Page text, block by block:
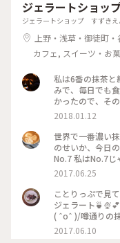
ジェラートショ
ラボショップ
ジェラートショップ すずき
上野・浅草・御徒町・
カフェ, スイーツ・お
私は6番の抹茶と
みで、毎日でも
かったので、その
抹茶好きな人に
に立ち寄られてはどうでし
ト #寿々喜園 #な
2018.01.12
世界で一番濃い
のせいか、今日
No.7 私はNo.7じ
はNo.4かNo.5を
2017.06.25
ことりっぷで見
ジェラート
( ˆoˆ )/噂通りの
そのもののジェ
で、行列ができ
2017.06.10